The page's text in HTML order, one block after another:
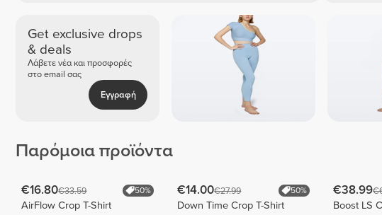
Get exclusive drops
& deals
Λάβετε νέα και προσφορές
στο email σας
Εγγραφή
Παρόμοια προϊόντα
€16.80€33.59 50%
AirFlow Crop T-Shirt
€14.00€27.99 50%
Down Time Crop T-Shirt
€38.99
Boost LS